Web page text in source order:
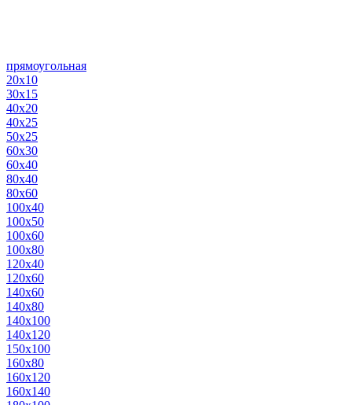
прямоугольная
20х10
30х15
40х20
40х25
50х25
60х30
60х40
80х40
80х60
100х40
100х50
100х60
100х80
120х40
120х60
140х60
140х80
140х100
140х120
150х100
160х80
160х120
160х140